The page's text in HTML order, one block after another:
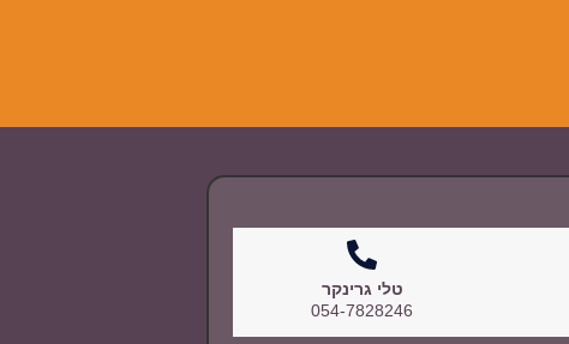
טלי גרינקר
054-7828246